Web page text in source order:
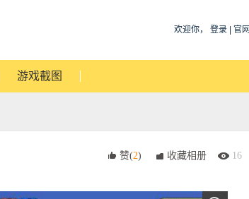
欢迎你， 登录 官
游戏截图
赞(2) 收藏相册 16